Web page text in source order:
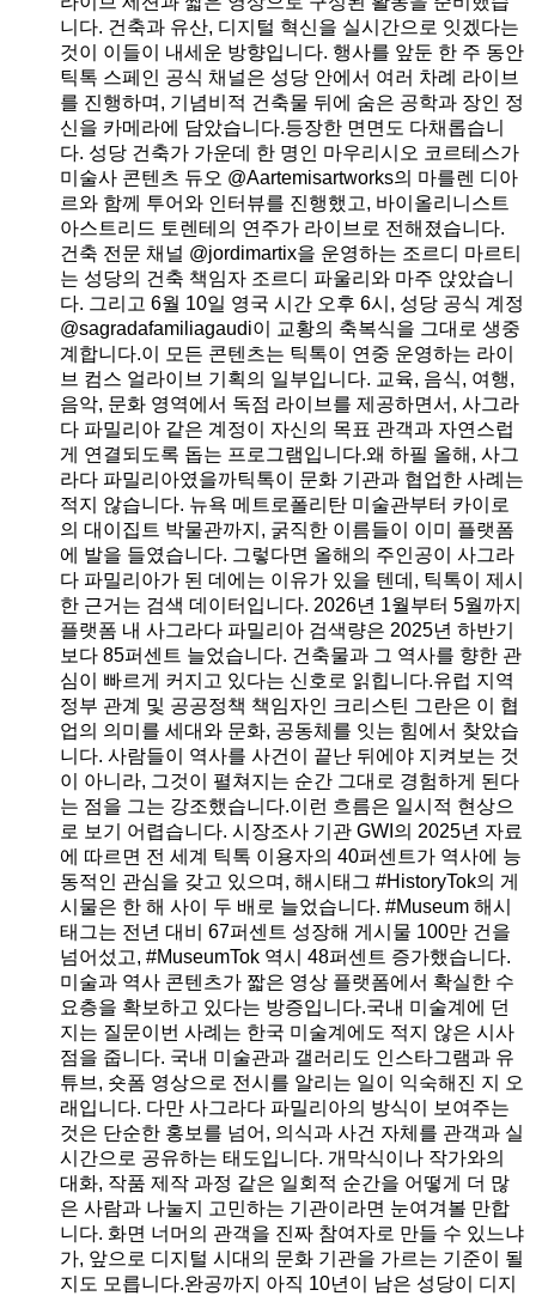
니다. 건축과 유산, 디지털 혁신을 실시간으로 잇겠다는
것이 이들이 내세운 방향입니다. 행사를 앞둔 한 주 동안
틱톡 스페인 공식 채널은 성당 안에서 여러 차례 라이브
를 진행하며, 기념비적 건축물 뒤에 숨은 공학과 장인 정
신을 카메라에 담았습니다.등장한 면면도 다채롭습니
다. 성당 건축가 가운데 한 명인 마우리시오 코르테스가
미술사 콘텐츠 듀오 @Aartemisartworks의 마를렌 디아
르와 함께 투어와 인터뷰를 진행했고, 바이올리니스트
아스트리드 토렌테의 연주가 라이브로 전해졌습니다.
건축 전문 채널 @jordimartix을 운영하는 조르디 마르티
는 성당의 건축 책임자 조르디 파울리와 마주 앉았습니
다. 그리고 6월 10일 영국 시간 오후 6시, 성당 공식 계정
@sagradafamiliagaudi이 교황의 축복식을 그대로 생중
계합니다.이 모든 콘텐츠는 틱톡이 연중 운영하는 라이
브 컴스 얼라이브 기획의 일부입니다. 교육, 음식, 여행,
음악, 문화 영역에서 독점 라이브를 제공하면서, 사그라
다 파밀리아 같은 계정이 자신의 목표 관객과 자연스럽
게 연결되도록 돕는 프로그램입니다.왜 하필 올해, 사그
라다 파밀리아였을까틱톡이 문화 기관과 협업한 사례는
적지 않습니다. 뉴욕 메트로폴리탄 미술관부터 카이로
의 대이집트 박물관까지, 굵직한 이름들이 이미 플랫폼
에 발을 들였습니다. 그렇다면 올해의 주인공이 사그라
다 파밀리아가 된 데에는 이유가 있을 텐데, 틱톡이 제시
한 근거는 검색 데이터입니다. 2026년 1월부터 5월까지
플랫폼 내 사그라다 파밀리아 검색량은 2025년 하반기
보다 85퍼센트 늘었습니다. 건축물과 그 역사를 향한 관
심이 빠르게 커지고 있다는 신호로 읽힙니다.유럽 지역
정부 관계 및 공공정책 책임자인 크리스틴 그란은 이 협
업의 의미를 세대와 문화, 공동체를 잇는 힘에서 찾았습
니다. 사람들이 역사를 사건이 끝난 뒤에야 지켜보는 것
이 아니라, 그것이 펼쳐지는 순간 그대로 경험하게 된다
는 점을 그는 강조했습니다.이런 흐름은 일시적 현상으
로 보기 어렵습니다. 시장조사 기관 GWI의 2025년 자료
에 따르면 전 세계 틱톡 이용자의 40퍼센트가 역사에 능
동적인 관심을 갖고 있으며, 해시태그 #HistoryTok의 게
시물은 한 해 사이 두 배로 늘었습니다. #Museum 해시
태그는 전년 대비 67퍼센트 성장해 게시물 100만 건을
넘어섰고, #MuseumTok 역시 48퍼센트 증가했습니다.
미술과 역사 콘텐츠가 짧은 영상 플랫폼에서 확실한 수
요층을 확보하고 있다는 방증입니다.국내 미술계에 던
지는 질문이번 사례는 한국 미술계에도 적지 않은 시사
점을 줍니다. 국내 미술관과 갤러리도 인스타그램과 유
튜브, 숏폼 영상으로 전시를 알리는 일이 익숙해진 지 오
래입니다. 다만 사그라다 파밀리아의 방식이 보여주는
것은 단순한 홍보를 넘어, 의식과 사건 자체를 관객과 실
시간으로 공유하는 태도입니다. 개막식이나 작가와의
대화, 작품 제작 과정 같은 일회적 순간을 어떻게 더 많
은 사람과 나눌지 고민하는 기관이라면 눈여겨볼 만합
니다. 화면 너머의 관객을 진짜 참여자로 만들 수 있느냐
가, 앞으로 디지털 시대의 문화 기관을 가르는 기준이 될
지도 모릅니다.완공까지 아직 10년이 남은 성당이 디지